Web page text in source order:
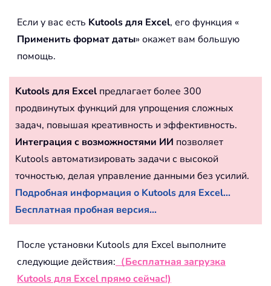
Если у вас есть Kutools для Excel, его функция «
Применить формат даты» окажет вам большую
помощь.
Kutools для Excel предлагает более 300
продвинутых функций для упрощения сложных
задач, повышая креативность и эффективность.
Интеграция с возможностями ИИ позволяет
Kutools автоматизировать задачи с высокой
точностью, делая управление данными без усилий.
Подробная информация о Kutools для Excel...
Бесплатная пробная версия...
После установки Kutools для Excel выполните
следующие действия: （Бесплатная загрузка
Kutools для Excel прямо сейчас!)